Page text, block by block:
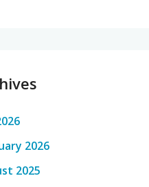
2026
2025